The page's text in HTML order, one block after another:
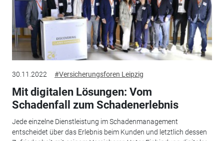
30.11.2022 #Versicherungsforen Leipzig
Mit digitalen Lösungen: Vom
Schadenfall zum Schadenerlebnis
Jede einzelne Dienstleistung im Schadenmanagement
entscheidet über das Erlebnis beim Kunden und letztlich dessen